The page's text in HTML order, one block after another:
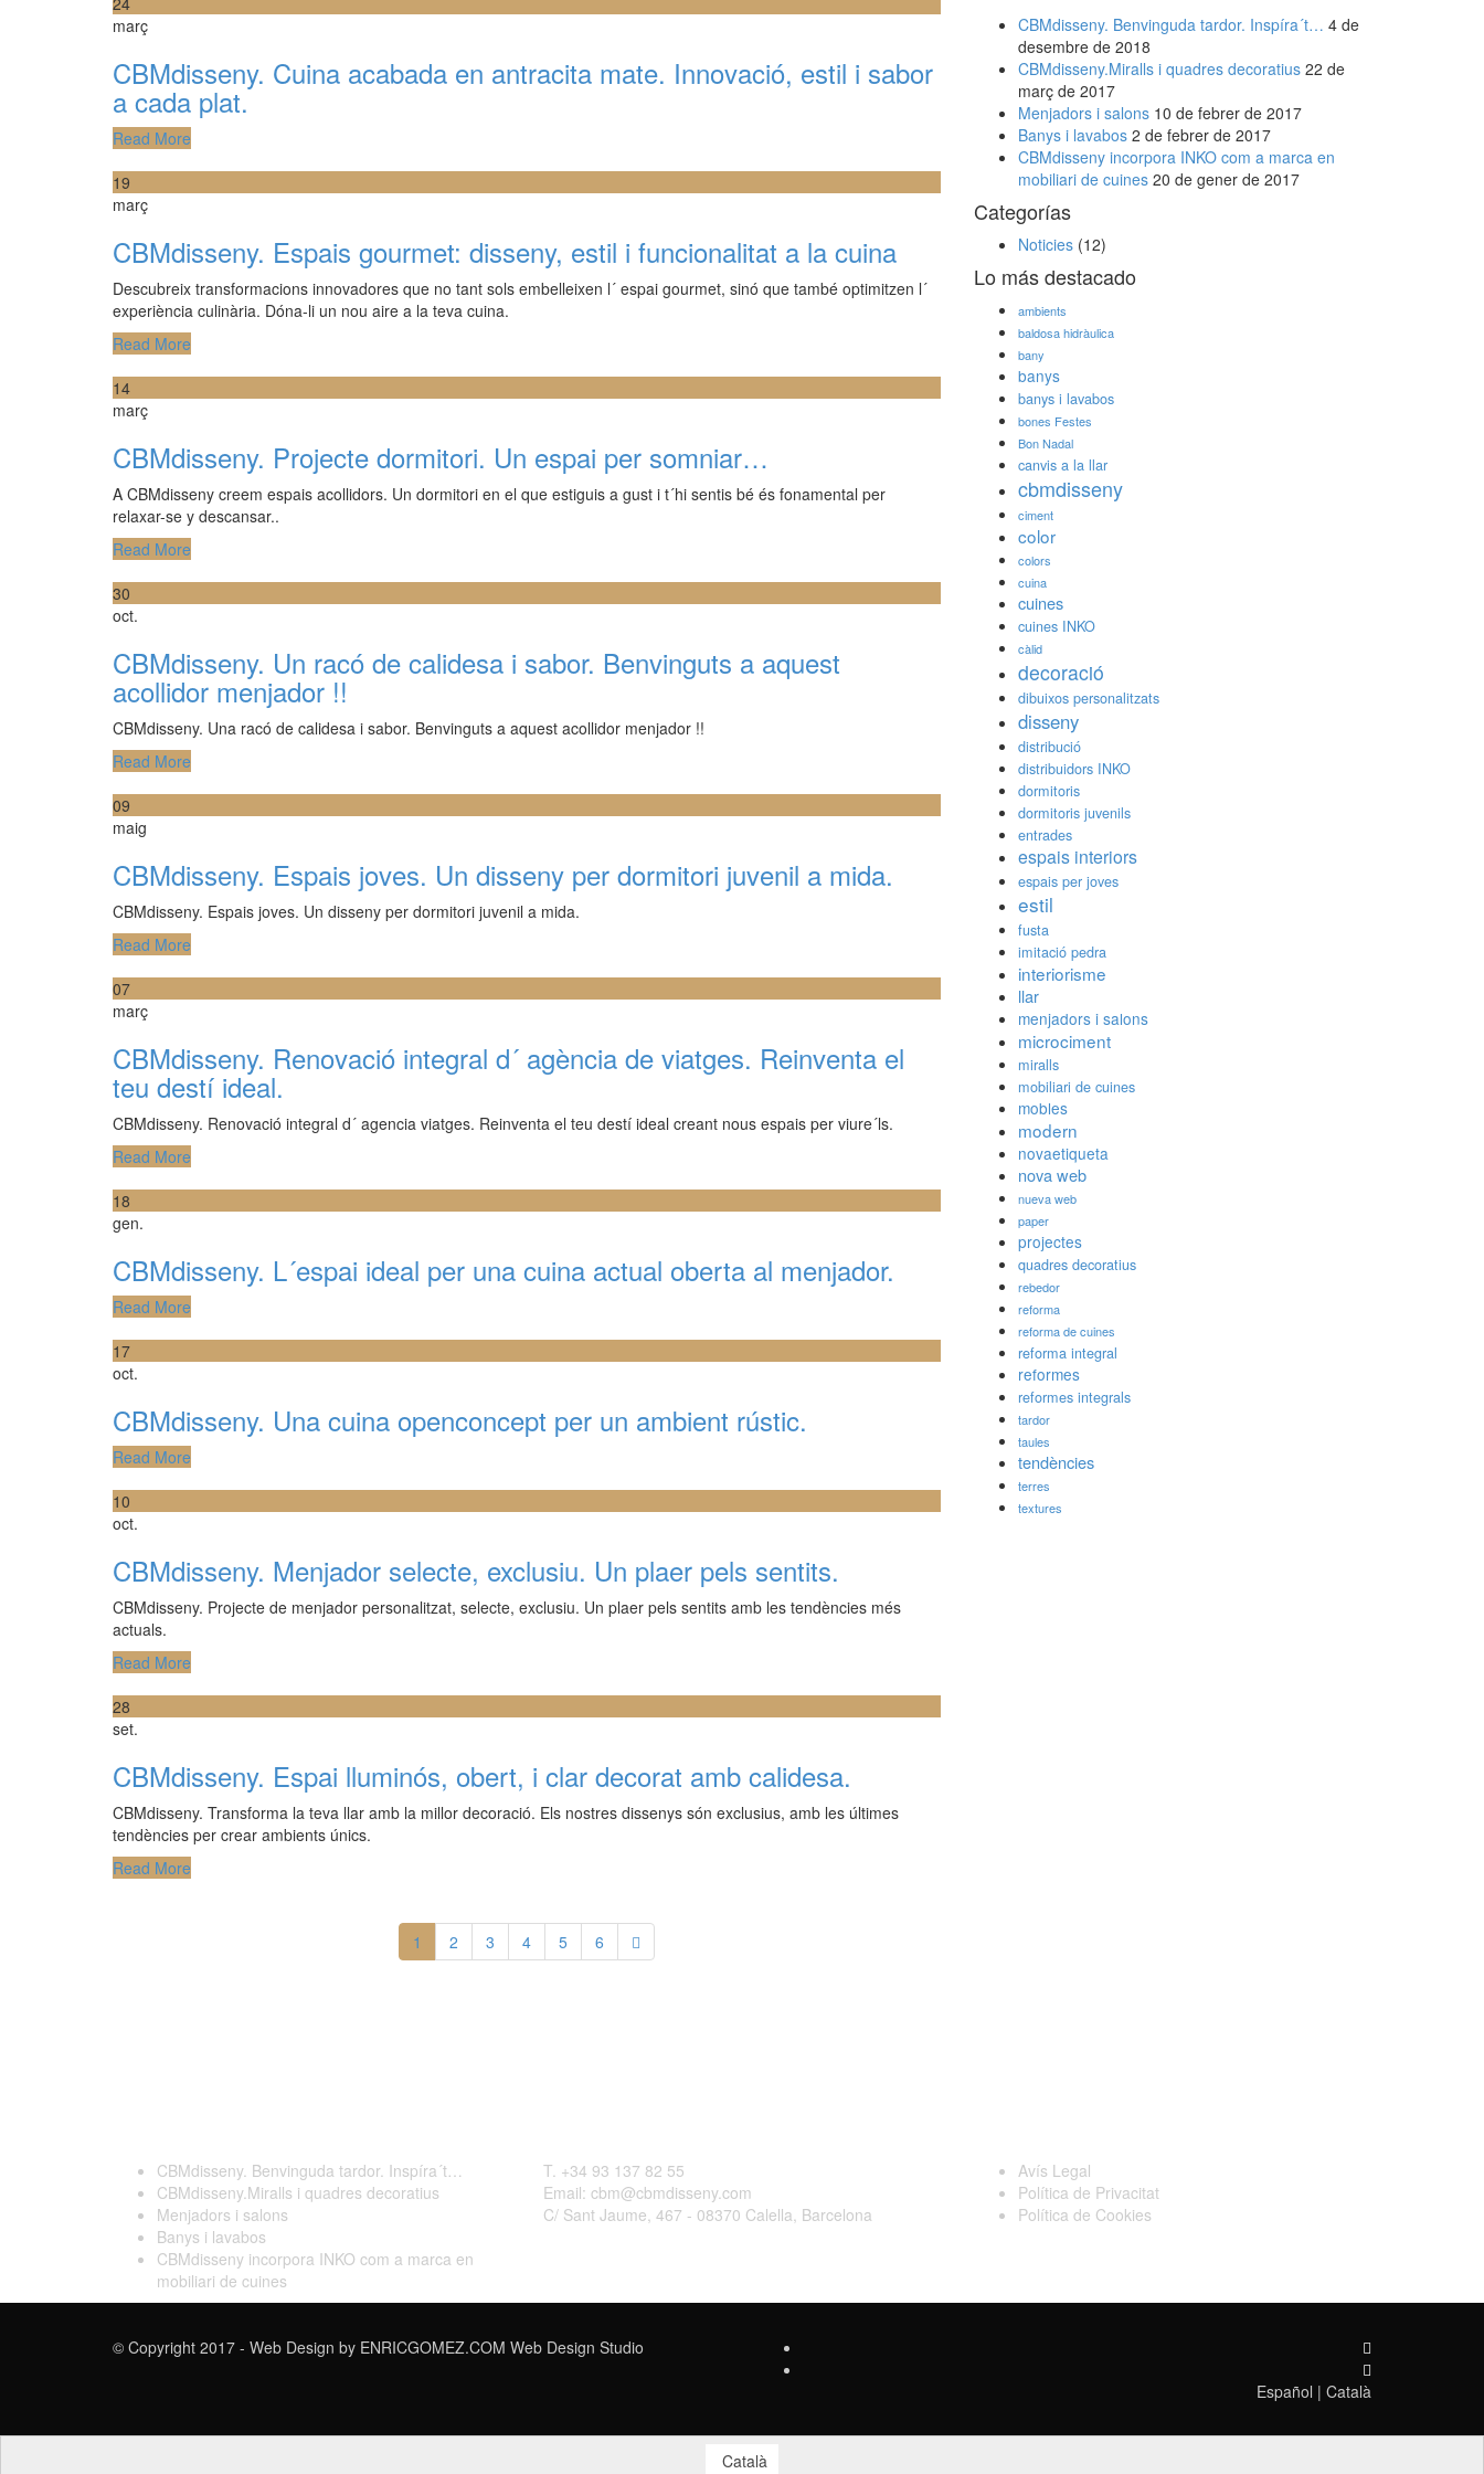
març
CBMdisseny. Cuina acabada en antracita mate. Innovació, estil i sabor
a cada plat.
Read More
19
març
CBMdisseny. Espais gourmet: disseny, estil i funcionalitat a la cuina
Descubreix transformacions innovadores que no tant sols embelleixen l´ espai gourmet, sinó que també optimitzen l´
experiència culinària. Dóna-li un nou aire a la teva cuina.
Read More
14
març
CBMdisseny. Projecte dormitori. Un espai per somniar…
A CBMdisseny creem espais acollidors. Un dormitori en el que estiguis a gust i t´hi sentis bé és fonamental per
relaxar-se y descansar..
Read More
30
oct.
CBMdisseny. Un racó de calidesa i sabor. Benvinguts a aquest
acollidor menjador !!
CBMdisseny. Una racó de calidesa i sabor. Benvinguts a aquest acollidor menjador !!
Read More
09
maig
CBMdisseny. Espais joves. Un disseny per dormitori juvenil a mida.
CBMdisseny. Espais joves. Un disseny per dormitori juvenil a mida.
Read More
07
març
CBMdisseny. Renovació integral d´ agència de viatges. Reinventa el
teu destí ideal.
CBMdisseny. Renovació integral d´ agencia viatges. Reinventa el teu destí ideal creant nous espais per viure´ls.
Read More
18
gen.
CBMdisseny. L´espai ideal per una cuina actual oberta al menjador.
Read More
17
oct.
CBMdisseny. Una cuina openconcept per un ambient rústic.
Read More
10
oct.
CBMdisseny. Menjador selecte, exclusiu. Un plaer pels sentits.
CBMdisseny. Projecte de menjador personalitzat, selecte, exclusiu. Un plaer pels sentits amb les tendències més
actuals.
Read More
28
set.
CBMdisseny. Espai lluminós, obert, i clar decorat amb calidesa.
CBMdisseny. Transforma la teva llar amb la millor decoració. Els nostres dissenys són exclusius, amb les últimes
tendències per crear ambients únics.
Read More
1 2 3 4 5 6
CBMdisseny. Benvinguda tardor. Inspíra´t… 4 de
desembre de 2018
CBMdisseny.Miralls i quadres decoratius 22 de
març de 2017
Menjadors i salons 10 de febrer de 2017
Banys i lavabos 2 de febrer de 2017
CBMdisseny incorpora INKO com a marca en
mobiliari de cuines 20 de gener de 2017
Categorías
Noticies (12)
Lo más destacado
ambients
baldosa hidràulica
bany
banys
banys i lavabos
bones Festes
Bon Nadal
canvis a la llar
cbmdisseny
ciment
color
colors
cuina
cuines
cuines INKO
càlid
decoració
dibuixos personalitzats
disseny
distribució
distribuidors INKO
dormitoris
dormitoris juvenils
entrades
espais interiors
espais per joves
estil
fusta
imitació pedra
interiorisme
llar
menjadors i salons
microciment
miralls
mobiliari de cuines
mobles
modern
novaetiqueta
nova web
nueva web
paper
projectes
quadres decoratius
rebedor
reforma
reforma de cuines
reforma integral
reformes
reformes integrals
tardor
taules
tendències
terres
textures
CBMdisseny. Benvinguda tardor. Inspíra´t…
CBMdisseny.Miralls i quadres decoratius
Menjadors i salons
Banys i lavabos
CBMdisseny incorpora INKO com a marca en
mobiliari de cuines
T. +34 93 137 82 55
Email: cbm@cbmdisseny.com
C/ Sant Jaume, 467 - 08370 Calella, Barcelona
Avís Legal
Política de Privacitat
Política de Cookies
© Copyright 2017 - Web Design by ENRICGOMEZ.COM Web Design Studio
Español | Català
Català